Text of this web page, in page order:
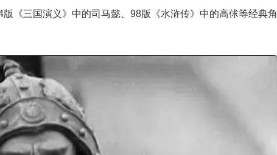
《三国演义》中的司马懿、98版《水浒传》中的高俅等经典角